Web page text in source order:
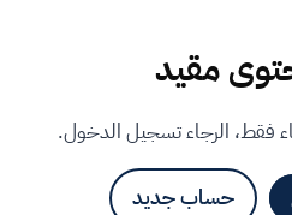
مقيد
فقط، الرجاء تسجيل الدخول.
حساب جديد